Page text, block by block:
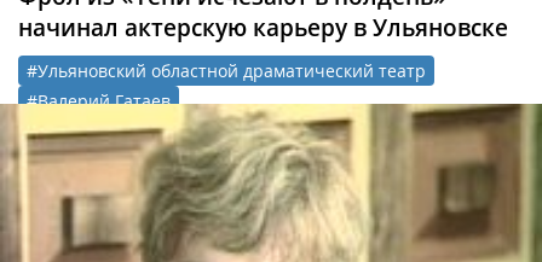
начинал актерскую карьеру в Ульяновске
#Ульяновский областной драматический театр
#Валерий Гатаев
#Тени исчезают в полдень